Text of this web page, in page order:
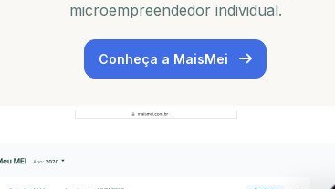
microempreendedor individual.
Conheça a MaisMei